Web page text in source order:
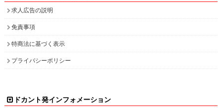
求人広告の説明
免責事項
特商法に基づく表示
プライバシーポリシー
ドカント発インフォメーション